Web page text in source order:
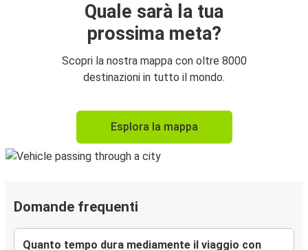
Quale sarà la tua
prossima meta?
Scopri la nostra mappa con oltre 8000
destinazioni in tutto il mondo.
Esplora la mappa
Domande frequenti
Quanto tempo dura mediamente il viaggio con